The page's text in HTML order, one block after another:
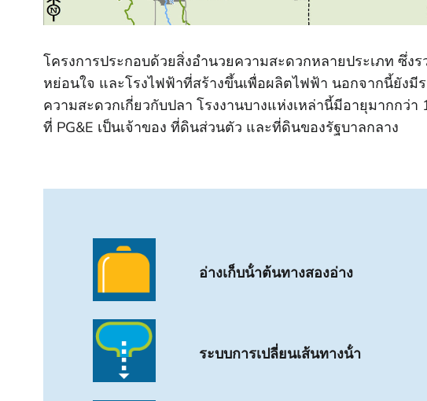
โครงการประกอบด้วยสิ่งอํานวยความสะดวกหลายประเภท ซึ่ง
หย่อนใจ และโรงไฟฟ้าที่สร้างขึ้นเพื่อผลิตไฟฟ้า นอกจากนี้ยังมี
ความสะดวกเกี่ยวกับปลา โรงงานบางแห่งเหล่านี้มีอายุมากกว่
ที่ PG&E เป็นเจ้าของ ที่ดินส่วนตัว และที่ดินของรัฐบาลกลาง
อ่างเก็บน้ําต้นทางสองอ่าง
ระบบการเปลี่ยนเส้นทางน้ํา